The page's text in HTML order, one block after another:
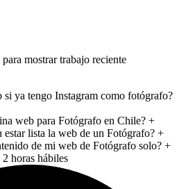
mostrar trabajo reciente
si ya tengo Instagram como fotógrafo?
web para Fotógrafo en Chile? +
estar lista la web de un Fotógrafo? +
de mi web de Fotógrafo solo? +
horas hábiles